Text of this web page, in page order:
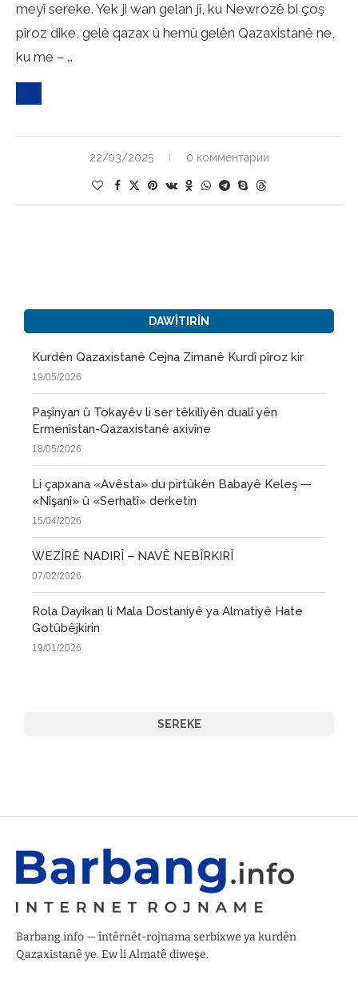
meyî sereke. Yek ji wan gelan jî, ku Newrozê bi çoş
pîroz dike, gelê qazax û hemû gelên Qazaxistanê ne,
ku me – …
22/03/2025 0 комментарии
DAWÎTIRÎN
SEREKE
Kurdên Qazaxistanê Cejna Zimanê Kurdî pîroz kir
19/05/2026
Paşînyan û Tokayêv li ser têkilîyên dualî yên
Ermenîstan-Qazaxistanê axivîne
18/05/2026
Li çapxana «Avêsta» du pirtûkên Babayê Keleş —
«Nîşanî» û «Serhatî» derketin
15/04/2026
WEZÎRÊ NADIRÎ – NAVÊ NEBÎRKIRÎ
07/02/2026
Rola Dayikan li Mala Dostaniyê ya Almatiyê Hate
Gotûbêjkirin
19/01/2026
Barbang.info — întêrnêt-rojnama serbixwe ya kurdên
Qazaxistanê ye. Ew li Almatê diweşe.